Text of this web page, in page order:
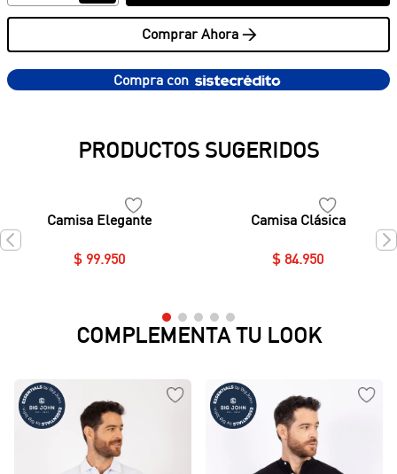
Comprar Ahora >
Compra con
PRODUCTOS SUGERIDOS
Camisa Elegante
$ 99 950
Camisa Clásica
$ 84. 950
COMPLEMENTA TU LOOK